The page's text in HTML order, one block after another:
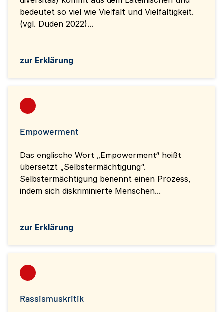
bedeutet so viel wie Vielfalt und Vielfältigkeit.
(vgl. Duden 2022)...
zur Erklärung
Empowerment
Das englische Wort „Empowerment“ heißt
übersetzt „Selbstermächtigung“.
Selbstermächtigung benennt einen Prozess,
indem sich diskriminierte Menschen...
zur Erklärung
Rassismuskritik